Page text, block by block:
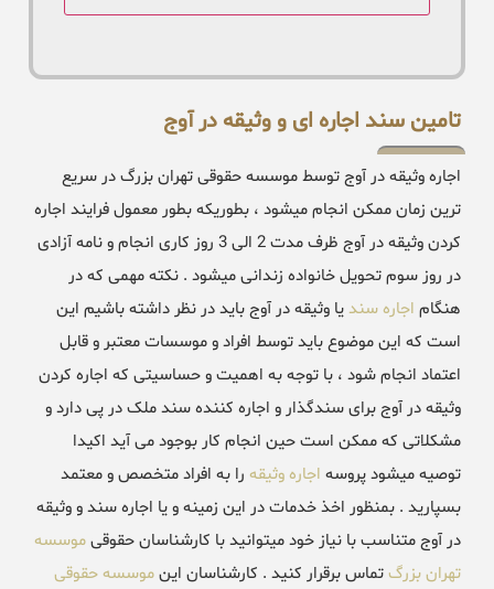
تامین سند اجاره ای و وثیقه در آوج
اجاره وثیقه در آوج توسط موسسه حقوقی تهران بزرگ در سریع
ترین زمان ممکن انجام میشود ، بطوریکه بطور معمول فرایند اجاره
کردن وثیقه در آوج ظرف مدت 2 الی 3 روز کاری انجام و نامه آزادی
در روز سوم تحویل خانواده زندانی میشود . نکته مهمی که در
هنگام اجاره سندیا وثیقه در آوج باید در نظر داشته باشیم این
است که این موضوع باید توسط افراد و موسسات معتبر و قابل
اعتماد انجام شود ، با توجه به اهمیت و حساسیتی که اجاره کردن
وثیقه در آوج برای سندگذار و اجاره کننده سند ملک در پی دارد و
مشکلاتی که ممکن است حین انجام کار بوجود می آید اکیدا
توصیه میشود پروسه اجاره وثیقه را به افراد متخصص و معتمد
بسپارید . بمنظور اخذ خدمات در این زمینه و یا اجاره سند و وثیقه
در آوج متناسب با نیاز خود میتوانید با کارشناسان حقوقیموسسه
تهران بزرگتماس برقرار کنید . کارشناسان اینموسسه حقوقی